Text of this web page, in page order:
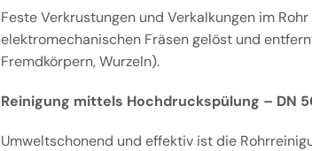
Feste Verkrustungen und Verkalkungen im
elektromechanischen Fräsen gelöst und
Fremdkörpern, Wurzeln).
Reinigung mittels Hochdruckspülung – DN
Umweltschonend und effektiv ist die